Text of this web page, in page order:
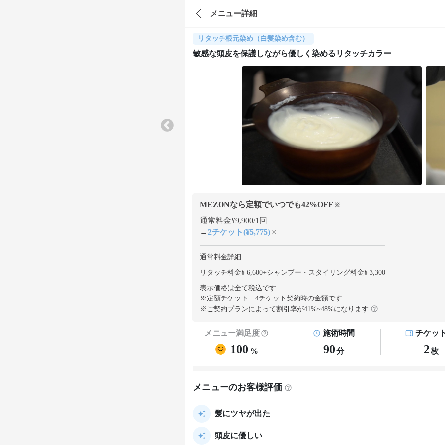
メニュー詳細
リタッチ根元染め（白髪染め含む）
敏感な頭皮を保護しながら優しく染めるリタッチカラー
MEZONなら定額でいつでも42%OFF ※
通常料金¥9,900/1回
→2チケット(¥5,775) ※
通常料金詳細
リタッチ料金¥ 6,600+シャンプー・スタイリング料金¥ 3,300
表示価格は全て税込です
※定額チケット 4チケット契約時の金額です
※ご契約プランによって割引率が41%~48%になります
メニュー満足度
100 %
施術時間
90分
チケッ
2枚
メニューのお客様評価
髪にツヤが出た
頭皮に優しい